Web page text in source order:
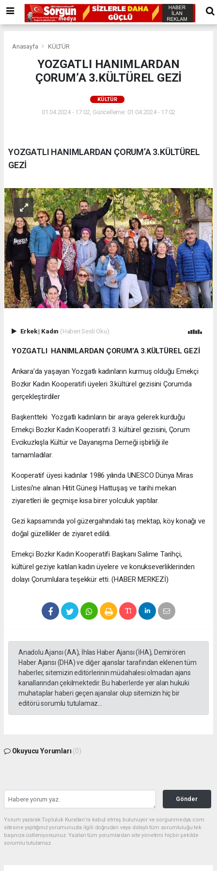
Anasayfa KÜLTÜR
YOZGATLI HANIMLARDAN
ÇORUM’A 3.KÜLTÜREL GEZİ
KÜLTÜR
01.04.2024 - 17:02, Güncelleme: 01.04.2024 - 17:02
YOZGATLI HANIMLARDAN ÇORUM’A 3.KÜLTÜREL
GEZİ
Erkek| Kadın (Haberi Sesli Oku)
YOZGATLI HANIMLARDAN ÇORUM’A 3.KÜLTÜREL GEZİ
Ankara’da yaşayan Yozgatlı kadınların kurmuş olduğu Emekçi
Bozkır Kadın Kooperatifi üyeleri 3.kültürel gezisini Çorumda
gerçekleştirdiler
Başkentteki Yozgatlı kadınların bir araya gelerek kurduğu
Emekçi Bozkır Kadın Kooperatifi 3. kültürel gezisini, Çorum
Evcikuzkışla Kültür ve Dayanışma Derneği işbirliği ile
tamamladılar.
Kooperatif üyesi kadınlar 1986 yılında UNESCO Dünya Miras
Listesi’ne alınan Hitit Güneşi Hattuşaş ve tarihi mekan
ziyaretleri ile geçmişe kısa birer yolculuk yaptılar.
Gezi kapsamında yol güzergahındaki taş mektap, köy konağı ve
doğal güzellikler de ziyaret edildi.
Emekçi Bozkır Kadın Kooperatifi Başkanı Salime Tarihçi,
kültürel geziye katılan kadın üyelere ve konukseverliklerinden
dolayı Çorumlulara teşekkür etti. (HABER MERKEZİ)
Anadolu Ajansı (AA), İhlas Haber Ajansı (İHA), Demirören
Haber Ajansı (DHA) ve diğer ajanslar tarafından eklenen tüm
haberler, sitemizin editörlerinin müdahalesi olmadan ajans
kanallarından çekilmektedir. Bu haberlerde yer alan hukuki
muhataplar haberi geçen ajanslar olup sitemizin hiç bir
editörü sorumlu tutulamaz...
Okuyucu Yorumları (0)
Gönder
Yorum yazarak Topluluk Kuralları’nı kabul etmiş bulunuyor ve sorgunmedya.com
sitesine yaptığınız yorumunuzla ilgili doğrudan veya dolaylı tüm sorumluluğu tek
başınıza üstleniyorsunuz. Yazılan tüm yorumlardan site yönetimi hiçbir şekilde
sorumlu tutulamaz.